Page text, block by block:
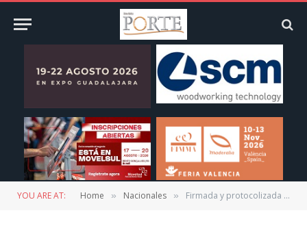
YOU ARE AT: Home » Nacionales » Firmada y protocolizada acta constitutiva del Consejo Mexicano del Mueble